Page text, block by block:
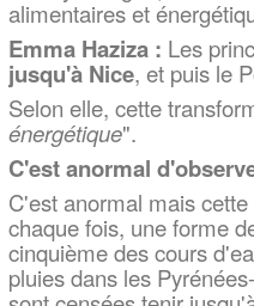
alimentaires et
Emma Haziza : Les
jusqu'à Nice, et puis le
Selon elle, cette
énergétique".
C'est anormal
C'est anormal mais
chaque fois, une forme
cinquième des cours
pluies dans les